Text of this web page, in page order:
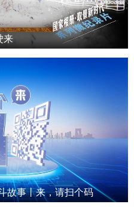
来
故事丨来，请扫个码